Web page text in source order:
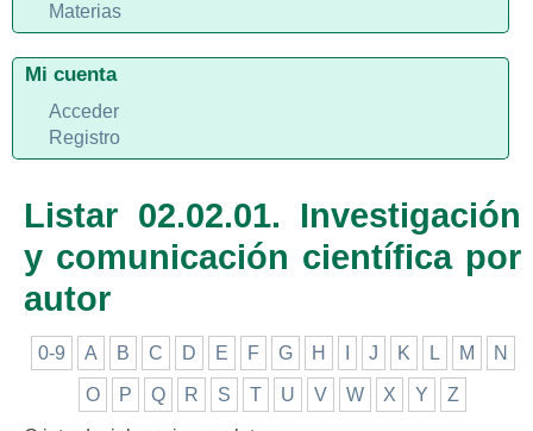
Listar 02.02.01. Investigación
y comunicación científica por
autor
0-9 A B C D E F G H J K L M N
O P Q R S T U V W X Y Z
Materias
Mi cuenta
Acceder
Registro